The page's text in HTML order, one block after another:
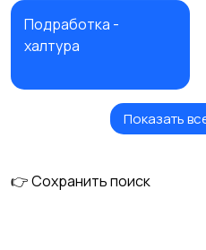
Подработка -
халтура
БезопасностьПоказать
👉 Сохранить поиск